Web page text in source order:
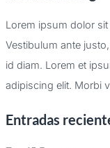
Lorem ipsum dolor
Vestibulum ante
id diam. Lorem et
adipiscing elit. Morbi
Entradas